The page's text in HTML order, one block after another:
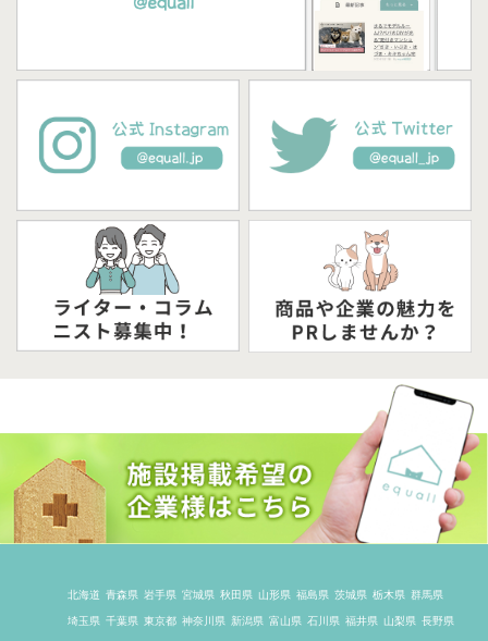
北海道 青森県 岩手県 宮城県 秋田県 山形県 福島県 茨城県 栃木県 群馬県
埼玉県 千葉県 東京都 神奈川県 新潟県 富山県 石川県 福井県 山梨県 長野県